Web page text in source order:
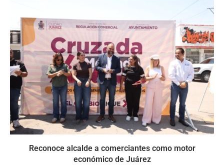
Reconoce alcalde a comerciantes como motor
económico de Juárez